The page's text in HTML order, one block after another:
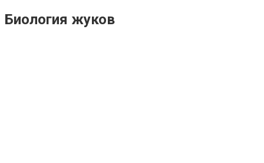
Биология жуков